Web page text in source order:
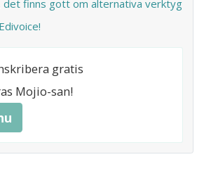
det finns gott om alternativa verktyg
gratis
Mojio-san!